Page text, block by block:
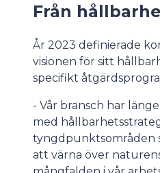
Från
År 2023 definierade
visionen för sitt
specifikt
- Vår bransch har
med
tyngdpunktsområden
att värna över